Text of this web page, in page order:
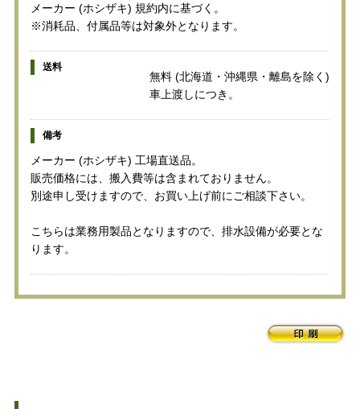
メーカー (ホシザキ) 規約内に基づく。
※消耗品、付属品等は対象外となります。
送料
無料 (北海道・沖縄県・離島を除く)
車上渡しにつき。
備考
メーカー (ホシザキ) 工場直送品。
販売価格には、搬入費等は含まれておりません。
別途申し受けますので、お買い上げ前にご相談下さい。
こちらは業務用製品となりますので、排水設備が必要とな
ります。